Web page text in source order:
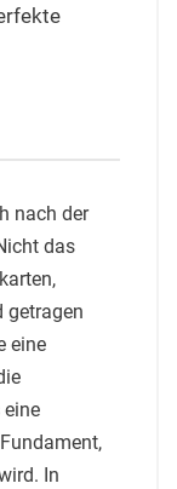
nach der
das
getragen
eine
In